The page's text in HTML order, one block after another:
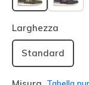
selezionato
Larghezza
Standard